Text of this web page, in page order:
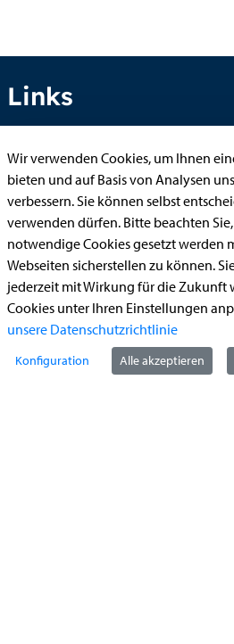
Links
Anhörung online
Aufenthaltserlaubnis
Bauantrag
Begleitetes Fahren ab 17 (Erstantrag)
Führerschein (Umtausch)
Reiterplakette (Verlängerungsantrag
Ummeldung zugelassenes Fahrzeug
Wir verwenden Cookies, um Ihnen
bieten und auf Basis von Analysen
verbessern. Sie können selbst
verwenden dürfen. Bitte beachten
notwendige Cookies gesetzt werden
Webseiten sicherstellen zu können.
jederzeit mit Wirkung für die Zukunft
Cookies unter Ihren Einstellungen
unsere Datenschutzrichtlinie
Konfiguration Alle akzeptieren